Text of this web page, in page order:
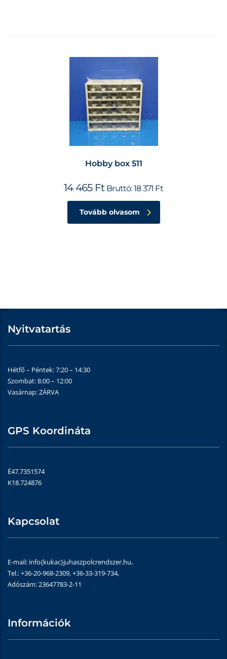
Hobby box 511
14 465 Ft Bruttó:18 371 Ft
Tovább olvasom
Nyitvatartás
Hétfő – Péntek: 7:20 – 14:30
Szombat: 8:00 – 12:00
Vasárnap: ZÁRVA
GPS Koordináta
É47.7351574
K18.724876
Kapcsolat
E-mail: info{kukac}juhaszpolcrendszer.hu,
Tel.: +36-20-968-2309, +36-33-319-734,
Adószám: 23647783-2-11
Információk